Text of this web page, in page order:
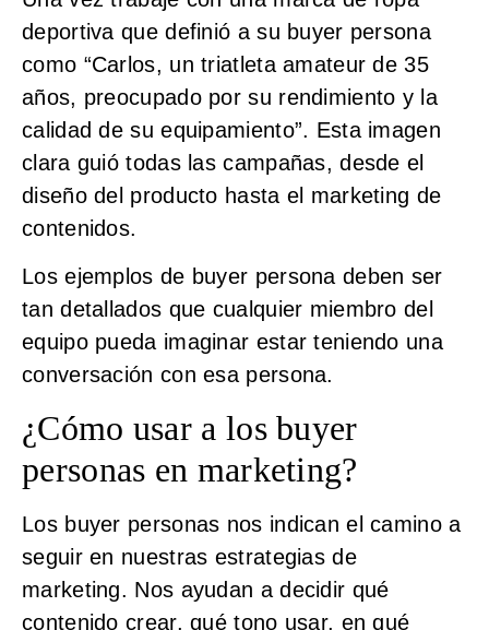
deportiva que definió a su buyer persona
como “Carlos, un triatleta amateur de 35
años, preocupado por su rendimiento y la
calidad de su equipamiento”. Esta imagen
clara guió todas las campañas, desde el
diseño del producto hasta el marketing de
contenidos.
Los ejemplos de buyer persona deben ser
tan detallados que cualquier miembro del
equipo pueda imaginar estar teniendo una
conversación con esa persona.
¿Cómo usar a los buyer
personas en marketing?
Los buyer personas nos indican el camino a
seguir en nuestras estrategias de
marketing. Nos ayudan a decidir qué
contenido crear, qué tono usar, en qué